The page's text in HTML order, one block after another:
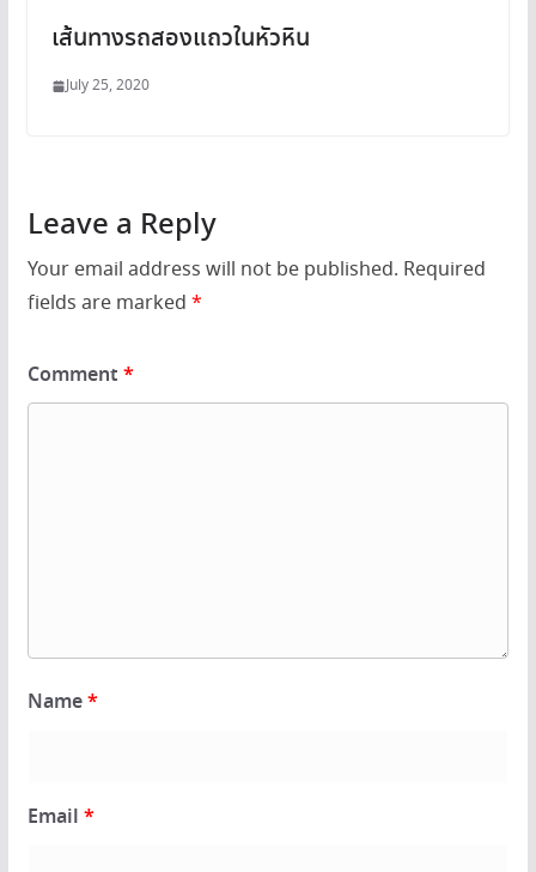
เส้นทางรถสองแถวในหัวหิน
July 25, 2020
Leave a Reply
Your email address will not be published. Required
fields are marked *
Comment *
Name*
Email *